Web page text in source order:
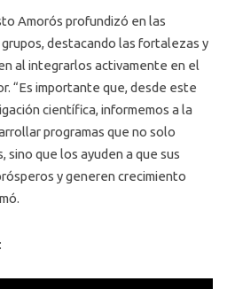
Amorós profundizó en las
destacando las fortalezas y
al integrarlos activamente en el
“Es importante que, desde este
científica, informemos a la
programas que no solo
sino que los ayuden a que sus
y generen crecimiento